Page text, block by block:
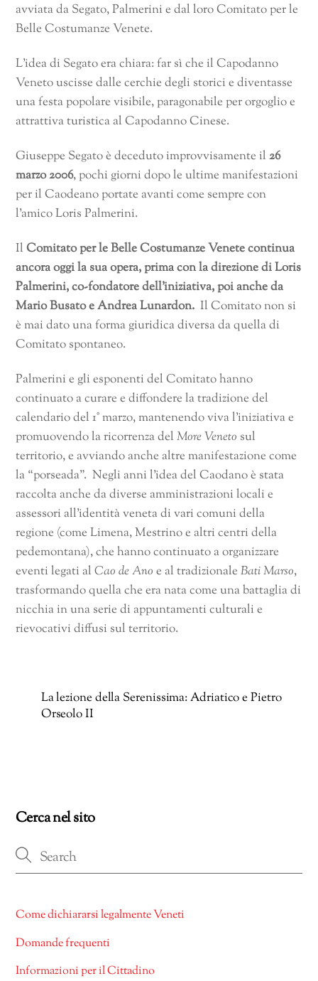
avviata da Segato, Palmerini e dal loro Comitato per le
Belle Costumanze Venete.
L’idea di Segato era chiara: far sì che il Capodanno
Veneto uscisse dalle cerchie degli storici e diventasse
una festa popolare visibile, paragonabile per orgoglio e
attrattiva turistica al Capodanno Cinese.
Giuseppe Segato è deceduto improvvisamente il26
marzo 2006, pochi giorni dopo le ultime manifestazioni
per il Caodeano portate avanti come sempre con
l’amico Loris Palmerini.
IlComitato per le Belle Costumanze Venete continua
ancora oggi la sua opera, prima con la direzione di Loris
Palmerini, co-fondatore dell’iniziativa, poi anche da
Mario Busato e Andrea Lunardon. Il Comitato non si
è mai dato una forma giuridica diversa da quella di
Comitato spontaneo.
Palmerini e gli esponenti del Comitato hanno
continuato a curare e diffondere la tradizione del
calendario del 1° marzo, mantenendo viva l’iniziativa e
promuovendo la ricorrenza delMore Veneto sul
territorio, e avviando anche altre manifestazione come
la “porseada”. Negli anni l’idea del Caodano è stata
raccolta anche da diverse amministrazioni locali e
assessori all’identità veneta di vari comuni della
regione (come Limena, Mestrino e altri centri della
pedemontana), che hanno continuato a organizzare
eventi legati alCao de Ano e al tradizionaleBati Marso,
trasformando quella che era nata come una battaglia di
nicchia in una serie di appuntamenti culturali e
rievocativi diffusi sul territorio.
La lezione della Serenissima: Adriatico e Pietro
Orseolo II
Cerca nel sito
Come dichiararsi legalmente Veneti
Domande frequenti
Informazioni per il Cittadino